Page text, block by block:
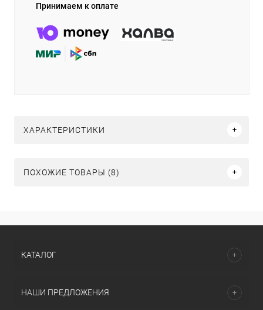
Принимаем к оплате
ХАРАКТЕРИСТИКИ
ПОХОЖИЕ ТОВАРЫ (8)
КАТАЛОГ
НАШИ ПРЕДЛОЖЕНИЯ